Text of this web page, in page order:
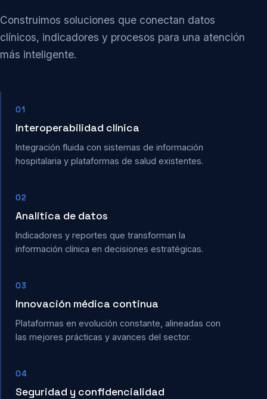
Construimos soluciones que conectan datos
clínicos, indicadores y procesos para una atención
más inteligente.
01
Interoperabilidad clínica
Integración fluida con sistemas de información
hospitalaria y plataformas de salud existentes.
02
Analítica de datos
Indicadores y reportes que transforman la
información clínica en decisiones estratégicas.
03
Innovación médica continua
Plataformas en evolución constante, alineadas con
las mejores prácticas y avances del sector.
04
Seguridad y confidencialidad